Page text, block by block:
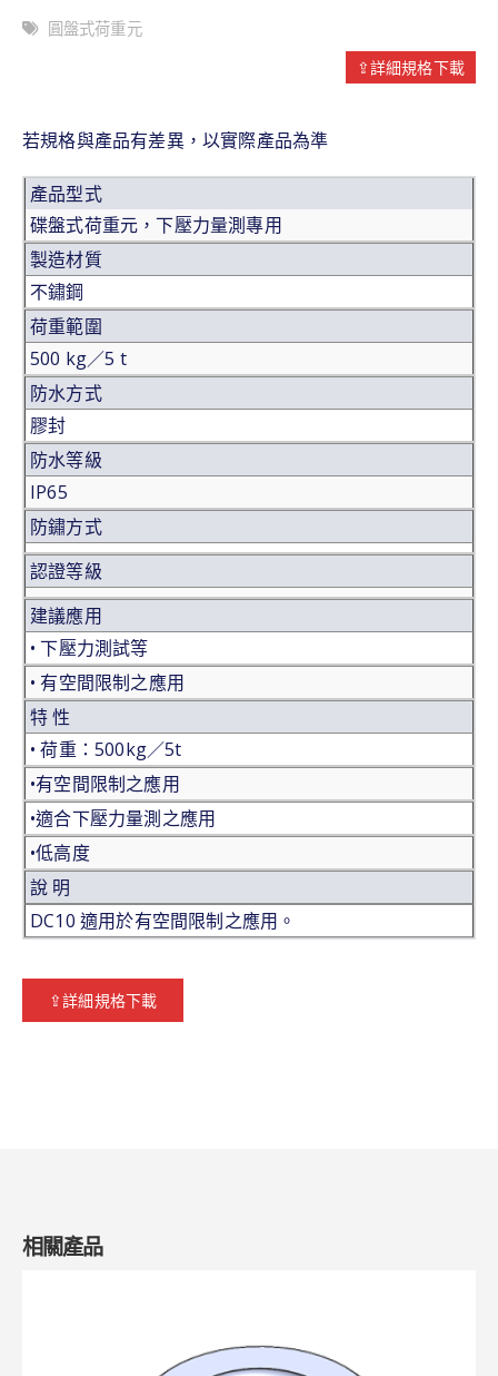
圓盤式荷重元
⇪詳細規格下載
若規格與產品有差異，以實際產品為準
產品型式
碟盤式荷重元，下壓力量測專用
製造材質
不鏽鋼
荷重範圍
500 kg／5 t
防水方式
膠封
防水等級
IP65
防鏽方式
認證等級
建議應用
• 下壓力測試等
• 有空間限制之應用
特 性
• 荷重：500kg／5t
•有空間限制之應用
•適合下壓力量測之應用
•低高度
說 明
DC10 適用於有空間限制之應用。
⇪詳細規格下載
相關產品